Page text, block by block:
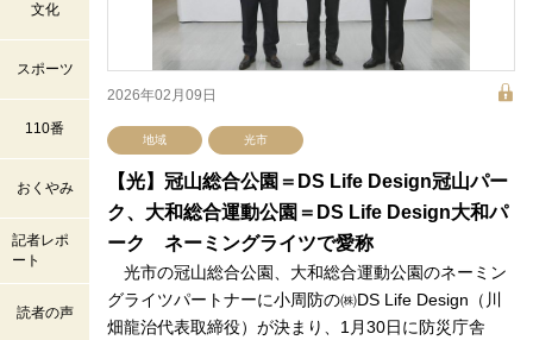
文化
スポーツ
110番
おくやみ
記者レポ
ート
読者の声
2026年02月09日
地域 光市
【光】冠山総合公園＝DS Life Design冠山パー
ク、大和総合運動公園＝DS Life Design大和パ
ーク ネーミングライツで愛称
光市の冠山総合公園、大和総合運動公園のネーミン
グライツパートナーに小周防の㈱DS Life Design（川
畑龍治代表取締役）が決まり、1月30日に防災庁舎